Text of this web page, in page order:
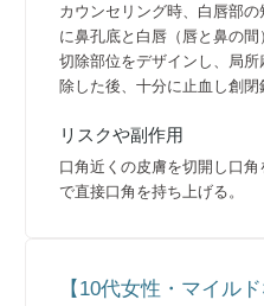
カウンセリング時、白唇部
に鼻孔底と白唇（唇と鼻の
切除部位をデザインし、局
除した後、十分に止血し創閉
リスクや副作用
口角近くの皮膚を切開し口
で直接口角を持ち上げる。
【10代女性・マイル